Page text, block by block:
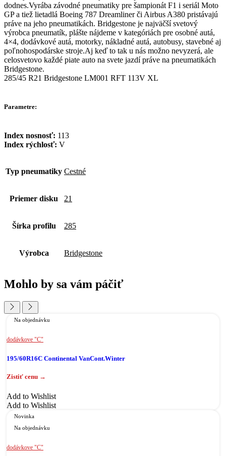
dodnes.Vyrába závodné pneumatiky pre šampionát F1 i seriál Moto
GP a tiež lietadlá Boeing 787 Dreamliner či Airbus A380 pristávajú
práve na jeho pneumatikách. Bridgestone je najväčší svetový
výrobca pneumatík, plášte nájdeme v kategóriách pre osobné autá,
4×4, dodávkové autá, motorky, nákladné autá, autobusy, stavebné aj
poľnohospodárske stroje.Aj keď to tak u nás možno nevyzerá, ale
celosvetovo každé piate auto na svete jazdí práve na pneumatikách
Bridgestone.
285/45 R21 Bridgestone LM001 RFT 113V XL
Parametre:
Index nosnosť: 113
Index rýchlosť: V
Typ pneumatiky Cestné
Priemer disku 21
Šírka profilu 285
Výrobca Bridgestone
Mohlo by sa vám páčiť
Na objednávku
dodávkove "C"
195/60R16C Continental VanCont.Winter
Add to Wishlist
Add to Wishlist
Novinka
Na objednávku
dodávkove "C"